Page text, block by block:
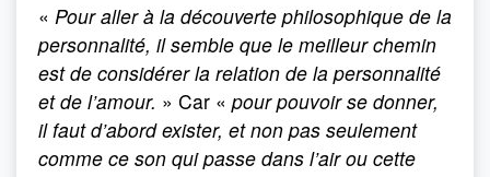
« Pour aller à la découverte philosophique de la
personnalité, il semble que le meilleur chemin
est de considérer la relation de la personnalité
et de l’amour. » Car « pour pouvoir se donner,
il faut d’abord exister, et non pas seulement
comme ce son qui passe dans l’air ou cette